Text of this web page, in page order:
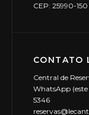
CEP: 25990-150
CONTATO
Central de
WhatsApp (este
5346